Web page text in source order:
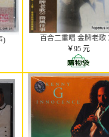
)
百合二重唱 金牌老歌
￥95 元